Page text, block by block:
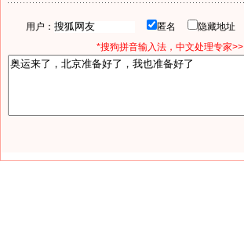
用户： 匿名 隐藏地址
*搜狗拼音输入法，中文处理专家>>